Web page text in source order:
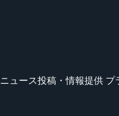
ニュース投稿・情報提供 プ